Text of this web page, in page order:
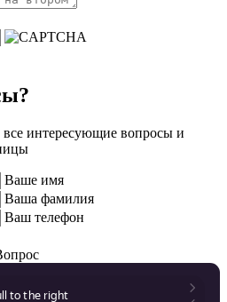
интересующие вопросы и
Ваше имя
Ваша фамилия
Ваш телефон